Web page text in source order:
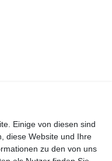
Shop.
Einige von diesen sind
diese Website und Ihre
zu den von uns